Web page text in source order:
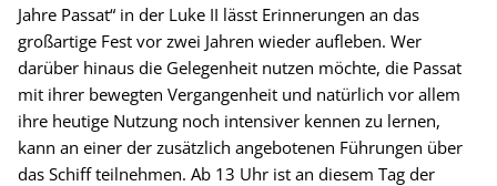
Jahre Passat“ in der Luke II lässt Erinnerungen an das
großartige Fest vor zwei Jahren wieder aufleben. Wer
darüber hinaus die Gelegenheit nutzen möchte, die Passat
mit ihrer bewegten Vergangenheit und natürlich vor allem
ihre heutige Nutzung noch intensiver kennen zu lernen,
kann an einer der zusätzlich angebotenen Führungen über
das Schiff teilnehmen. Ab 13 Uhr ist an diesem Tag der